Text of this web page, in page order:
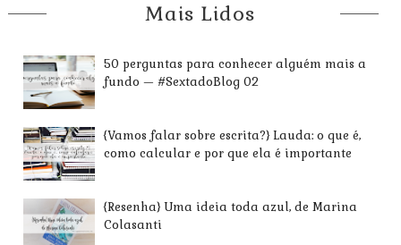
Mais Lidos
50 perguntas para conhecer alguém mais a
fundo — #SextadoBlog 02
{Vamos falar sobre escrita?} Lauda: o que é,
como calcular e por que ela é importante
{Resenha} Uma ideia toda azul, de Marina
Colasanti